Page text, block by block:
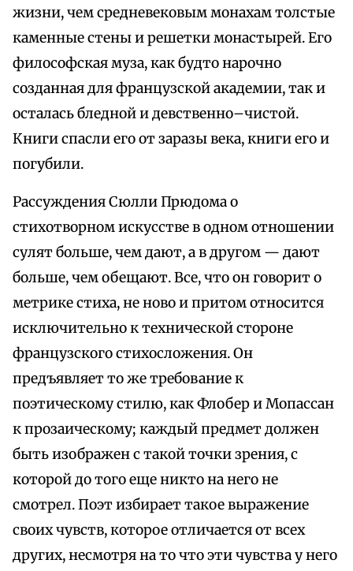
жизни, чем средневековым монахам толстые
каменные стены и решетки монастырей. Его
философская муза, как будто нарочно
созданная для французской академии, так и
осталась бледной и девственно–чистой.
Книги спасли его от заразы века, книги его и
погубили.
Рассуждения Сюлли Прюдома о
стихотворном искусстве в одном отношении
сулят больше, чем дают, а в другом — дают
больше, чем обещают. Все, что он говорит о
метрике стиха, не ново и притом относится
исключительно к технической стороне
французского стихосложения. Он
предъявляет то же требование к
поэтическому стилю, как Флобер и Мопассан
к прозаическому; каждый предмет должен
быть изображен с такой точки зрения, с
которой до того еще никто на него не
смотрел. Поэт избирает такое выражение
своих чувств, которое отличается от всех
других, несмотря на то что эти чувства у него